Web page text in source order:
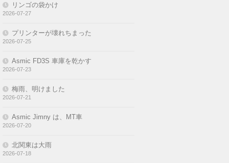
リンゴの袋かけ
2026-07-27
プリンターが壊れちまった
2026-07-25
Asmic FD3S 車庫を乾かす
2026-07-23
梅雨、明けました
2026-07-21
Asmic Jimny は、MT車
2026-07-20
北関東は大雨
2026-07-18